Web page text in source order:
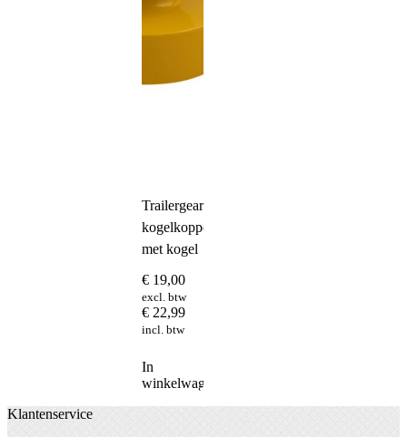
Trailergear
kogelkoppelingsslot
met kogel
€ 19,00
excl. btw
€ 22,99
incl. btw
In
winkelwagen
Klantenservice